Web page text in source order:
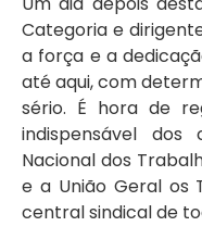
Categoria e
a força e a
até aqui, com
sério. É hora de
indispensável dos
Nacional dos
e a União Geral os
central sindical de